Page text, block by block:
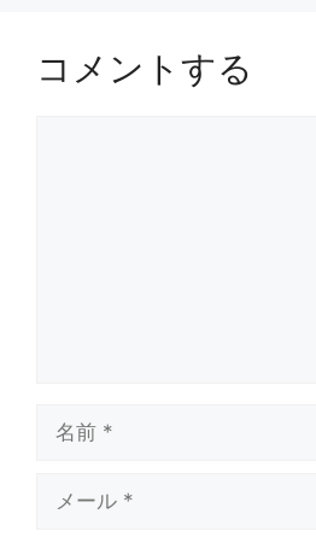
コメントする